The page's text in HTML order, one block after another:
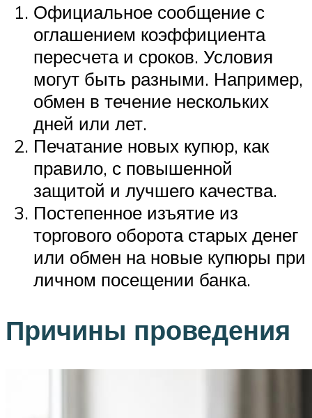
Официальное сообщение с
оглашением коэффициента
пересчета и сроков. Условия
могут быть разными. Например,
обмен в течение нескольких
дней или лет.
Печатание новых купюр, как
правило, с повышенной
защитой и лучшего качества.
Постепенное изъятие из
торгового оборота старых денег
или обмен на новые купюры при
личном посещении банка.
Причины проведения